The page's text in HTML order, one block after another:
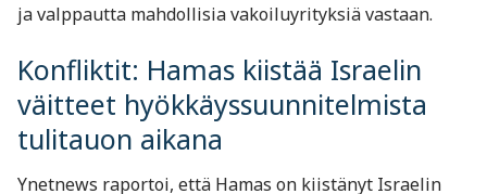
ja valppautta mahdollisia vakoiluyrityksiä vastaan.
Konfliktit: Hamas kiistää Israelin
väitteet hyökkäyssuunnitelmista
tulitauon aikana
Ynetnews raportoi, että Hamas on kiistänyt Israelin